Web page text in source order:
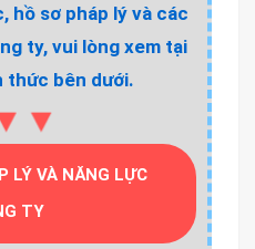
hồ sơ pháp lý và các
ty, vui lòng xem tại
thức bên dưới.
LÝ VÀ NĂNG LỰC
TY